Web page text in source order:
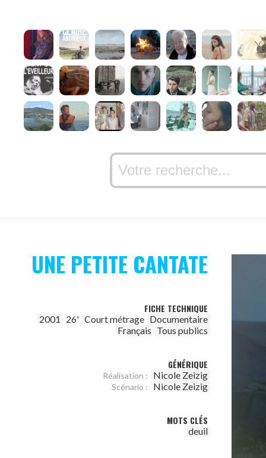
UNE PETITE CANTATE
FICHE TECHNIQUE
2001 26' Court métrage Documentaire
Français Tous publics
GÉNÉRIQUE
Réalisation : Nicole Zeizig
Scénario : Nicole Zeizig
MOTS CLÉS
deuil